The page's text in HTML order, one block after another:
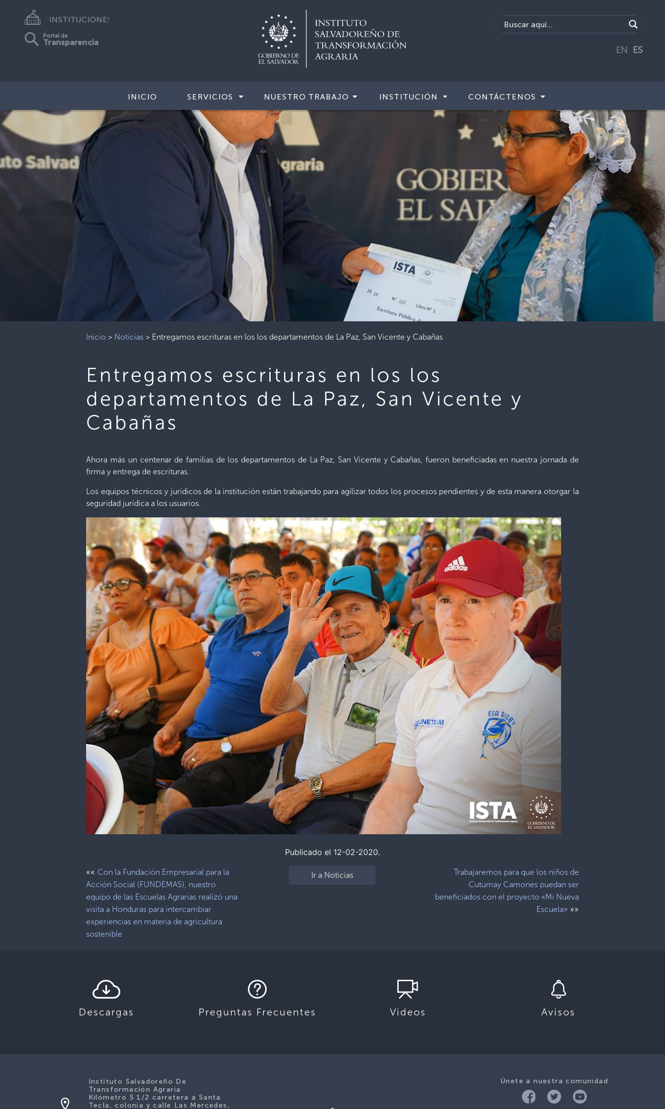
INSTITUCIONES
Portal de
Transparencia
EN ES
INICIO SERVICIOS NUESTRO TRABAJO INSTITUCIÓN CONTÁCTENOS
Inicio > Noticias > Entregamos escrituras en los los departamentos de La Paz, San Vicente y Cabañas
Entregamos escrituras en los los
departamentos de La Paz, San Vicente y
Cabañas
Ahora más un centenar de familias de los departamentos de La Paz, San Vicente y Cabañas, fueron beneficiadas en nuestra jornada de
firma y entrega de escrituras.
Los equipos técnicos y jurídicos de la institución están trabajando para agilizar todos los procesos pendientes y de esta manera otorgar la
seguridad jurídica a los usuarios.
Publicado el 12-02-2020.
«« Con la Fundación Empresarial para la
Acción Social (FUNDEMAS), nuestro
equipo de las Escuelas Agrarias realizó una
visita a Honduras para intercambiar
experiencias en materia de agricultura
sostenible
Ir a Noticias
Trabajaremos para que los niños de
Cutumay Camones puedan ser
beneficiados con el proyecto «Mi Nueva
Escuela»»»
Descargas Preguntas Frecuentes Videos Avisos
Únete a nuestra comunidad
Instituto Salvadoreño De
Transformación Agraria
Kilómetro 5 1/2 carretera a Santa
Tecla, colonia y calle Las Mercedes,